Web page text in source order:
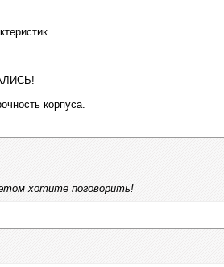
корпуса.
хотите поговорить!